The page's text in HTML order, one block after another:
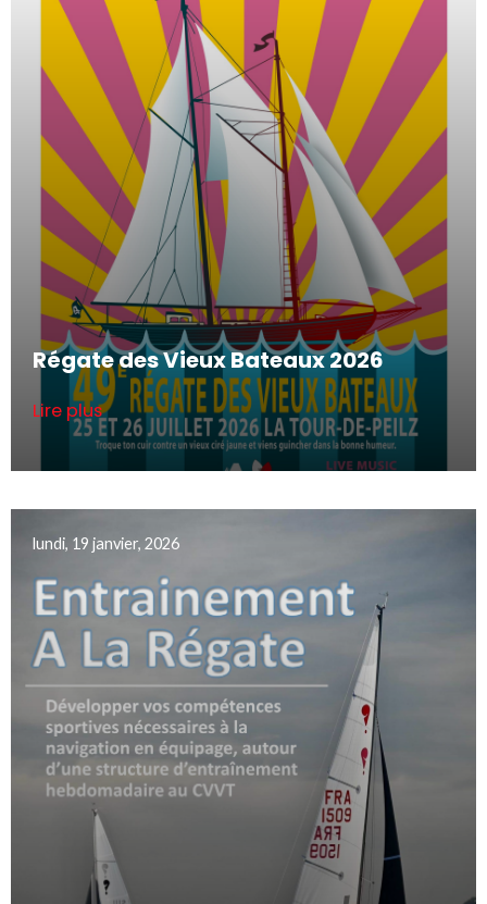
Régate des Vieux Bateaux 2026
Lire plus
lundi, 19 janvier, 2026